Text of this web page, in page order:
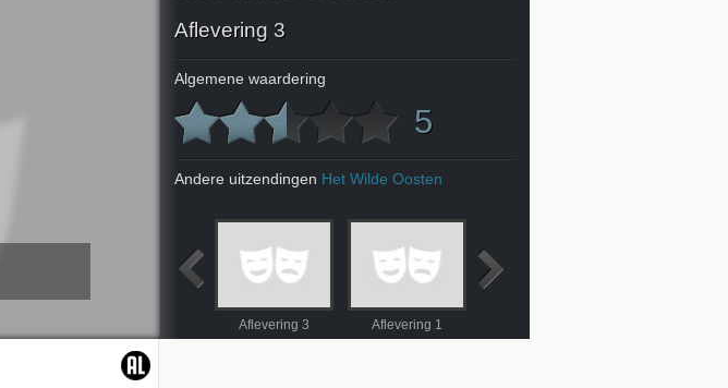
Aflevering 3
Algemene waardering
5
Andere uitzendingen Het Wilde Oosten
Aflevering 3 Aflevering 1